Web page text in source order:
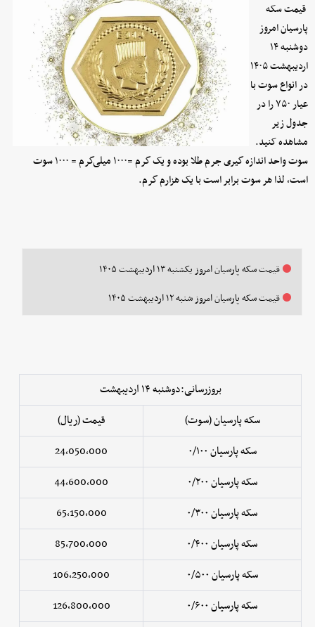
قیمت سکه
پارسیان امروز
دوشنبه ۱۴
اردیبهشت ۱۴۰۵
در انواع سوت با
عیار ۷۵۰ را در
جدول زیر
مشاهده کنید.
سوت واحد اندازه گیری جرم طلا بوده و یک گرم =۱۰۰۰ میلی‌گرم = ۱۰۰۰ سوت
است، لذا هر سوت برابر است با یک هزارم گرم.
قیمت سکه پارسیان امروز یکشنبه ۱۳ اردیبهشت ۱۴۰۵
قیمت سکه پارسیان امروز شنبه ۱۲ اردیبهشت ۱۴۰۵
بروزرسانی:دوشنبه ۱۴ اردیبهشت
سکه پارسیان (سوت)
قیمت (ریال)
سکه پارسیان ۰/۱۰۰
24,050,000
سکه پارسیان ۰/۲۰۰
44,600,000
سکه پارسیان ۰/۳۰۰
65,150,000
سکه پارسیان ۰/۴۰۰
85,700,000
سکه پارسیان ۰/۵۰۰
106,250,000
سکه پارسیان ۰/۶۰۰
126,800,000